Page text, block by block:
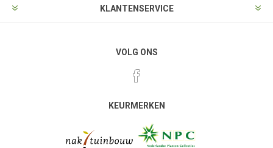
KLANTENSERVICE
VOLG ONS
KEURMERKEN